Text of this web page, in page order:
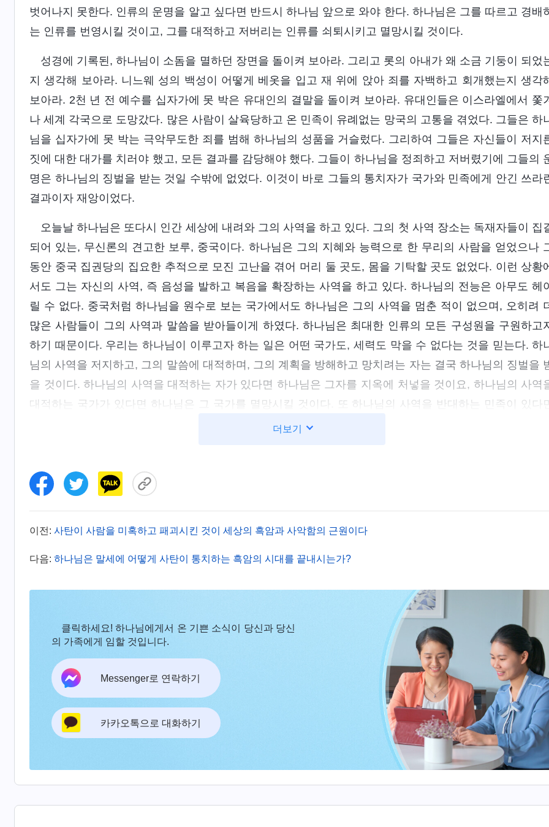
벗어나지 못한다. 인류의 운명을 알고 싶다면 반드시 하나님 앞으로 와야 한다. 하나님은 그를 따르고 경배
는 인류를 번영시킬 것이고, 그를 대적하고 저버리는 인류를 쇠퇴시키고 멸망시킬 것이다.
성경에 기록된, 하나님이 소돔을 멸하던 장면을 돌이켜 보아라. 그리고 롯의 아내가 왜 소금 기둥이 되었
지 생각해 보아라. 니느웨 성의 백성이 어떻게 베옷을 입고 재 위에 앉아 죄를 자백하고 회개했는지 생각
보아라. 2천 년 전 예수를 십자가에 못 박은 유대인의 결말을 돌이켜 보아라. 유대인들은 이스라엘에서 쫓
나 세계 각국으로 도망갔다. 많은 사람이 살육당하고 온 민족이 유례없는 망국의 고통을 겪었다. 그들은 하
님을 십자가에 못 박는 극악무도한 죄를 범해 하나님의 성품을 거슬렀다. 그리하여 그들은 자신들이 저지
짓에 대한 대가를 치러야 했고, 모든 결과를 감당해야 했다. 그들이 하나님을 정죄하고 저버렸기에 그들의
명은 하나님의 징벌을 받는 것일 수밖에 없었다. 이것이 바로 그들의 통치자가 국가와 민족에게 안긴 쓰라
결과이자 재앙이었다.
오늘날 하나님은 또다시 인간 세상에 내려와 그의 사역을 하고 있다. 그의 첫 사역 장소는 독재자들이 집
되어 있는, 무신론의 견고한 보루, 중국이다. 하나님은 그의 지혜와 능력으로 한 무리의 사람을 얻었으나
동안 중국 집권당의 집요한 추적으로 모진 고난을 겪어 머리 둘 곳도, 몸을 기탁할 곳도 없었다. 이런 상황에
서도 그는 자신의 사역, 즉 음성을 발하고 복음을 확장하는 사역을 하고 있다. 하나님의 전능은 아무도 헤
릴 수 없다. 중국처럼 하나님을 원수로 보는 국가에서도 하나님은 그의 사역을 멈춘 적이 없으며, 오히려
많은 사람들이 그의 사역과 말씀을 받아들이게 하였다. 하나님은 최대한 인류의 모든 구성원을 구원하고
하기 때문이다. 우리는 하나님이 이루고자 하는 일은 어떤 국가도, 세력도 막을 수 없다는 것을 믿는다. 하
님의 사역을 저지하고, 그의 말씀에 대적하며, 그의 계획을 방해하고 망치려는 자는 결국 하나님의 징벌을
을 것이다. 하나님의 사역을 대적하는 자가 있다면 하나님은 그자를 지옥에 처넣을 것이요, 하나님의 사역
대적하는 국가가 있다면 하나님은 그 국가를 멸망시킬 것이다. 또 하나님의 사역을 반대하는 민족이 있다
하나님은 그 민족을 지구상에서 완전히 사라지게 할 것이다.
수천 년의 고대 문화와 역사적 지식으로 사람의 사상과 관념, 정신적 면모는 물샐틈없이 밀봉되었으니, 호
추부두
[1]와 같다. 사람은 십팔 층 지옥에서 살며, 하나님에 의해 지하 감옥에 던져진 것처럼 영원히 빛을 보
참는다…. 지금까지 아무도 정의와 공평을 위해 싸우거나 일어서지 않았다. 그저 봉건적 예교(禮敎)의 가혹한
학대와 속박에 시달리며 개돼지만도 못한 삶을 살고 있을 뿐이다. 날이 지나고 해가 바뀌어도 사람은 하나님
럼 시들었으며, 누렇게 뜨고 바싹 야위었다. 사람은 이미 오래전에 기억을 잃고, 인간 세상이라 불리는 지옥
에서 속절없이 살아가고 있다. 사람이 고대하는 종말의 날이 ‘편히 누리는’ 날이기라도 한 양 종말의 날을 기
다리고, 지옥과 함께 파멸을 맞고자 한다. 봉건적 예교가 사람의 삶을 ‘저승’으로 이끌어 사람은 더더욱 반항
할 힘을 잃어버리고, 온갖 압박 속에서 한 걸음씩 저승으로 추락하여 하나님과 점점 더 멀어지게 되었다. 오
늘날, 사람은 하나님과 생면부지의 사이가 되어 얼굴을 마주하면 계속 피하기에 급급하다. 모두가 하나님
안 적도, 본 적도 없는 것처럼 하나님을 상대하지 않고 한쪽에 고립시켰다. … 고대 문화의 지식은 하나님 앞
에서 사람을 몰래 훔쳐 마왕과 그 자손에게 넘겼다. ‘사서오경(四書五經)’은 사람의 사상과 관념을 또 다른 패
역의 시대로 끌어갔으며, 사람이 ‘서경(書經)’의 편자를 더욱 숭배하게 만들었다. 그리하여 하나님에 대한 관
념은 한층 더 깊어졌다. 어느덧 마왕은 사람 마음속의 하나님을 무정하게 내쫓고, 득의양양하게 사람의 마
더보기
이전: 사탄이 사람을 미혹하고 패괴시킨 것이 세상의 흑암과 사악함의 근원이다
다음: 하나님은 말세에 어떻게 사탄이 통치하는 흑암의 시대를 끝내시는가?
클릭하세요! 하나님에게서 온 기쁜 소식이 당신과 당신
의 가족에게 임할 것입니다.
Messenger로 연락하기
카카오톡으로 대화하기